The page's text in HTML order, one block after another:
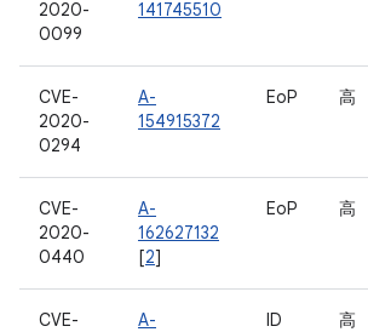
2020-
0099
141745510
CVE-
2020-
0294
A-
154915372
EoP 高
CVE-
2020-
0440
A-
162627132
[2]
EoP 高
CVE-
A-
ID 高